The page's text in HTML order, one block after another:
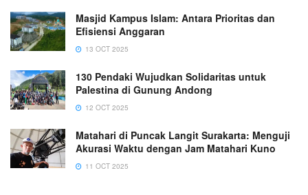
Masjid Kampus Islam: Antara Prioritas dan
Efisiensi Anggaran
13 OCT 2025
130 Pendaki Wujudkan Solidaritas untuk
Palestina di Gunung Andong
12 OCT 2025
Matahari di Puncak Langit Surakarta: Menguji
Akurasi Waktu dengan Jam Matahari Kuno
11 OCT 2025